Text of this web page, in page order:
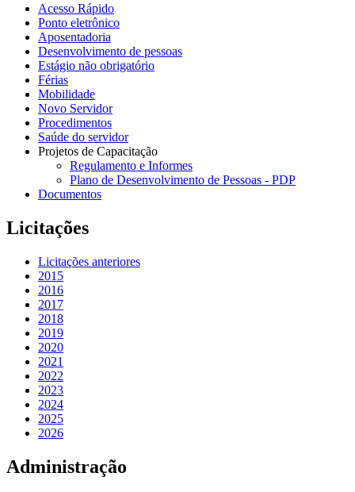
Acesso Rápido
Ponto eletrônico
Aposentadoria
Desenvolvimento de pessoas
Estágio não obrigatório
Férias
Mobilidade
Novo Servidor
Procedimentos
Saúde do servidor
Projetos de Capacitação
Regulamento e Informes
Plano de Desenvolvimento de Pessoas - PDP
Documentos
Licitações
Licitações anteriores
2015
2016
2017
2018
2019
2020
2021
2022
2023
2024
2025
2026
Administração